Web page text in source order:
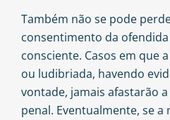
Também não se pode
consentimento da
consciente. Casos em que
ou ludibriada, havendo
vontade, jamais afastarão
penal. Eventualmente, se